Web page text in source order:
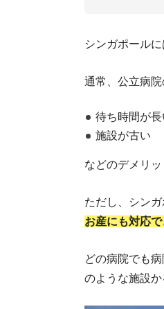
シンガポールに
通常、公立病
待ち時間が長
施設が古い
などのデメリッ
ただし、シンガ
お産にも対応で
どの病院でも
のような施設